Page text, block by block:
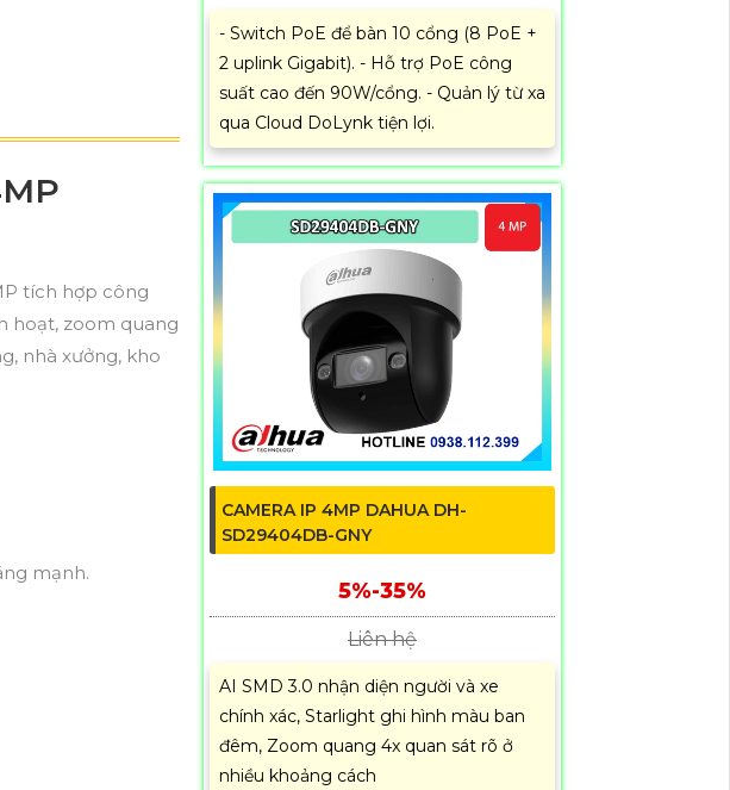
tích hợp công
hoạt, zoom quang
nhà xưởng, kho
mạnh.
- Switch PoE để bàn 10 cổng (8 PoE +
2 uplink Gigabit). - Hỗ trợ PoE công
suất cao đến 90W/cổng. - Quản lý từ xa
qua Cloud DoLynk tiện lợi.
CAMERA IP 4MP DAHUA DH-
SD29404DB-GNY
5%-35%
Liên hệ
AI SMD 3.0 nhận diện người và xe
chính xác, Starlight ghi hình màu ban
đêm, Zoom quang 4x quan sát rõ ở
nhiều khoảng cách